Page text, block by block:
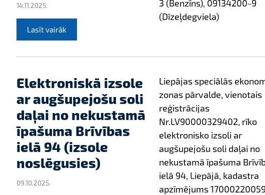
14.11.2025.
Lasīt vairāk
3 (Benzīns), 09134200-9
(Dīzeļdegviela)
Elektroniskā izsole
ar augšupejošu soli
daļai no nekustamā
īpašuma Brīvības
ielā 94 (izsole
noslēgusies)
09.10.2025.
Liepājas speciālās
zonas pārvalde, vienotais
reģistrācijas
Nr.LV90000329402, rīko
elektronisko izsoli ar
augšupejošu soli daļai no
nekustamā īpašuma
ielā 94, Liepājā, kadastra
apzīmējums